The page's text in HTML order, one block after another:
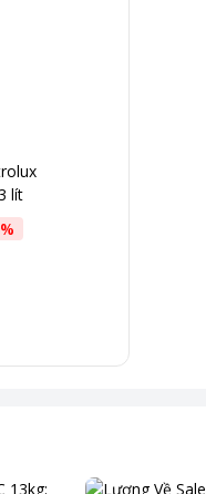
chế biến thực phẩm.
lít
%